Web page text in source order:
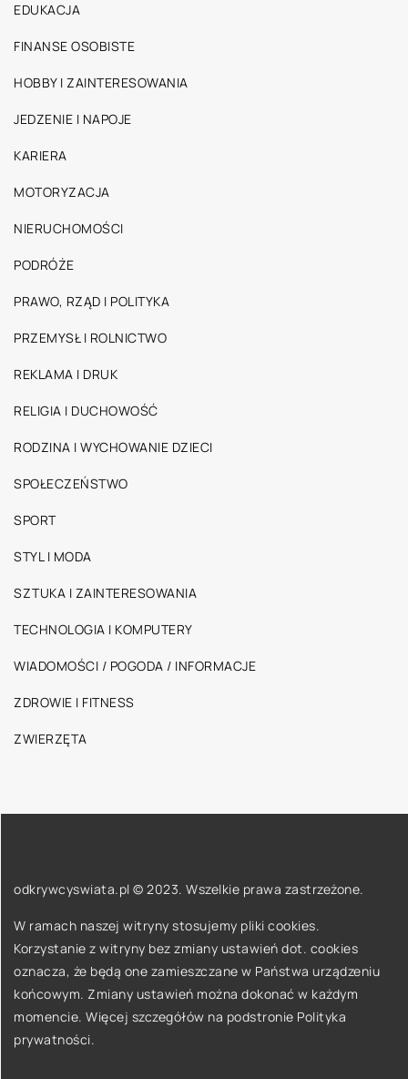
EDUKACJA
FINANSE OSOBISTE
HOBBY I ZAINTERESOWANIA
JEDZENIE I NAPOJE
KARIERA
MOTORYZACJA
NIERUCHOMOŚCI
PODRÓŻE
PRAWO, RZĄD I POLITYKA
PRZEMYSŁ I ROLNICTWO
REKLAMA I DRUK
RELIGIA I DUCHOWOŚĆ
RODZINA I WYCHOWANIE DZIECI
SPOŁECZEŃSTWO
SPORT
STYL I MODA
SZTUKA I ZAINTERESOWANIA
TECHNOLOGIA I KOMPUTERY
WIADOMOŚCI / POGODA / INFORMACJE
ZDROWIE I FITNESS
ZWIERZĘTA
odkrywcyswiata.pl © 2023. Wszelkie prawa zastrzeżone.
W ramach naszej witryny stosujemy pliki cookies.
Korzystanie z witryny bez zmiany ustawień dot. cookies
oznacza, że będą one zamieszczane w Państwa urządzeniu
końcowym. Zmiany ustawień można dokonać w każdym
momencie. Więcej szczegółów na podstronie Polityka
prywatności.